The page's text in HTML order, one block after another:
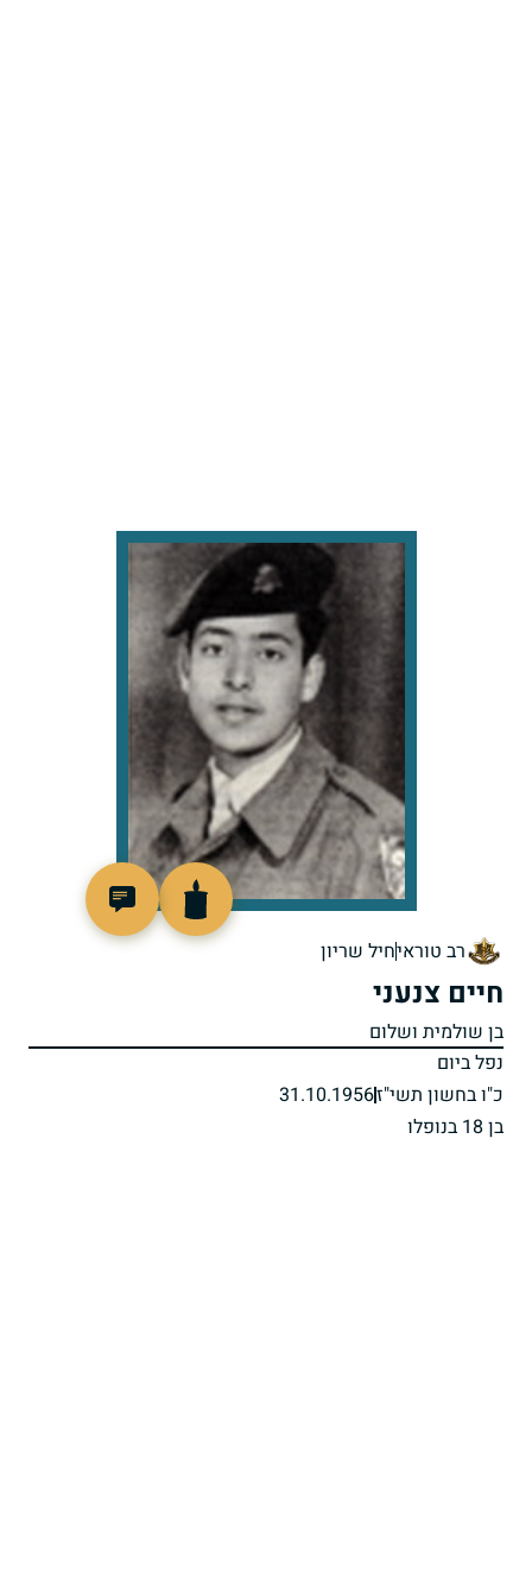
רב טוראיחיל שריון
חיים צנעני
בן שולמית ושלום
נפל ביום
כ"ו בחשון תשי"ז31.10.1956
בן 18 בנופלו